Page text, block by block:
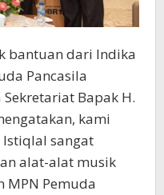
bantuan dari Indika
Pancasila
Bapak H.
kami
sangat
alat-alat musik
Pemuda